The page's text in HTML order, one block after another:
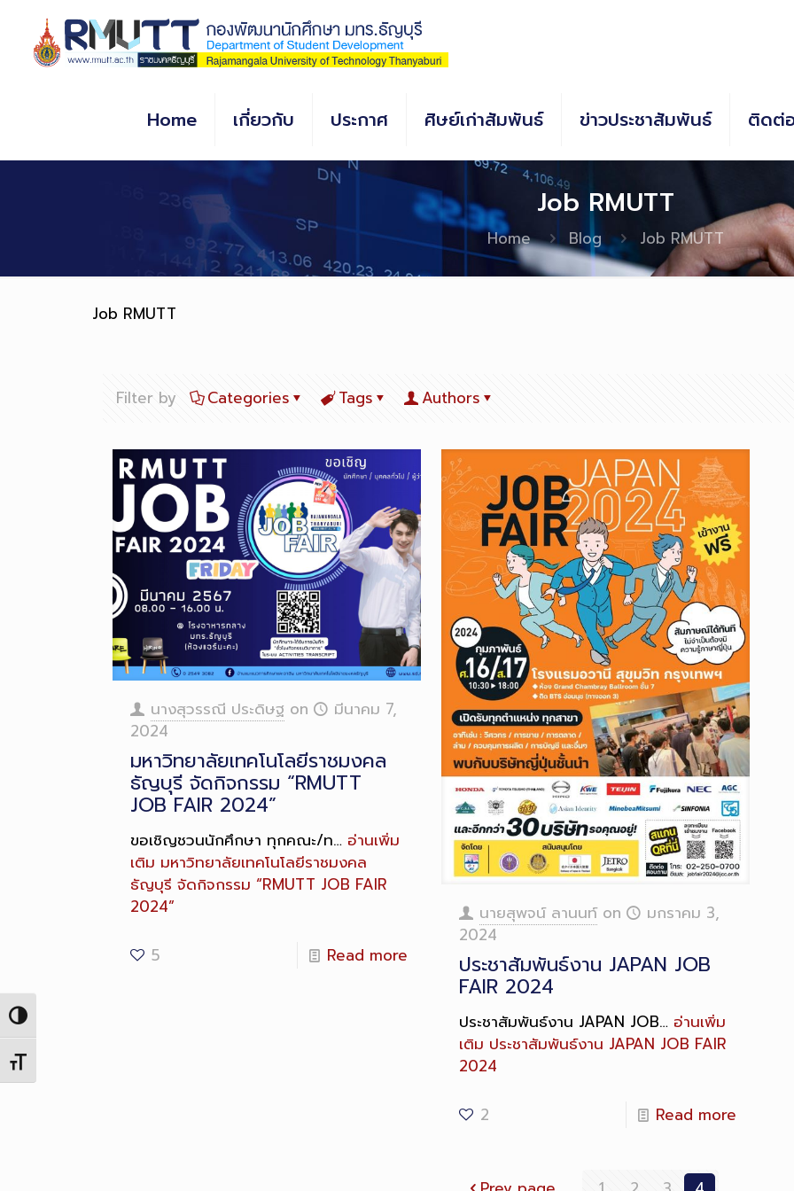
Content
Toggle High Contrast
Toggle Font size
Home เกี่ยวกับ ประกาศ ศิษย์เก่าสัมพันธ์ ข่าวประชาสัมพันธ์ ติดต่อ
Job RMUTT
Home Blog Job RMUTT
Job RMUTT
Filter by Categories Tags Authors
นางสุวรรณี ประดิษฐ on
มีนาคม 7,
2024
มหาวิทยาลัยเทคโนโลยีราชมงคล
ธัญบุรี จัดกิจกรรม “RMUTT
JOB FAIR 2024”
ขอเชิญชวนนักศึกษา ทุกคณะ/ท… อ่านเพิ่ม
เติม มหาวิทยาลัยเทคโนโลยีราชมงคล
ธัญบุรี จัดกิจกรรม “RMUTT JOB FAIR
2024”
5 Read more
นายสุพจน์ ลานนท์ on
มกราคม 3,
2024
ประชาสัมพันธ์งาน JAPAN JOB
FAIR 2024
ประชาสัมพันธ์งาน JAPAN JOB… อ่านเพิ่ม
เติม ประชาสัมพันธ์งาน JAPAN JOB FAIR
2024
2 Read more